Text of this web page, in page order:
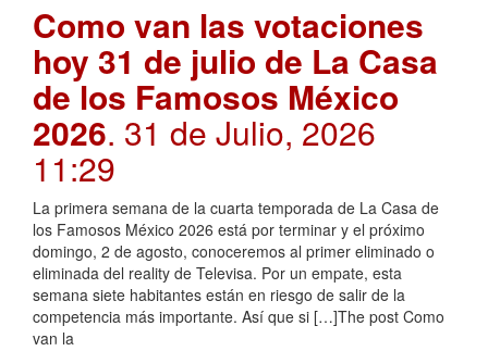
Como van las votaciones
hoy 31 de julio de La Casa
de los Famosos México
2026. 31 de Julio, 2026
11:29
La primera semana de la cuarta temporada de La Casa de
los Famosos México 2026 está por terminar y el próximo
domingo, 2 de agosto, conoceremos al primer eliminado o
eliminada del reality de Televisa. Por un empate, esta
semana siete habitantes están en riesgo de salir de la
competencia más importante. Así que si […]The post Como
van la